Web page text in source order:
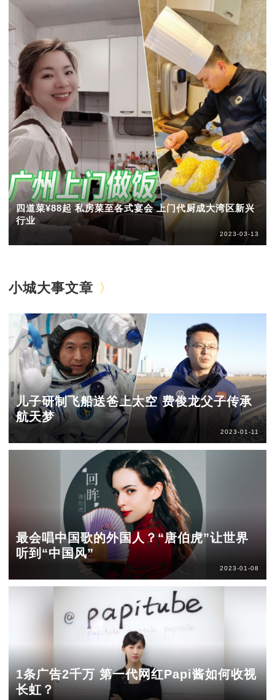
四道菜¥88起 私房菜至各式宴会 上门代厨成大湾区新兴
行业
2023-03-13
小城大事文章
儿子研制飞船送爸上太空 费俊龙父子传承
航天梦
2023-01-11
最会唱中国歌的外国人？“唐伯虎”让世界
听到“中国风”
2023-01-08
1条广告2千万 第一代网红Papi酱如何收视
长虹？